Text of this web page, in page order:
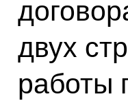
двух
работы